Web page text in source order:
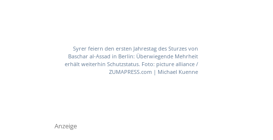
Syrer feiern den ersten Jahrestag des Sturzes von
Baschar al-Assad in Berlin: Überwiegende Mehrheit
erhält weiterhin Schutzstatus. Foto: picture alliance /
ZUMAPRESS.com | Michael Kuenne
Anzeige